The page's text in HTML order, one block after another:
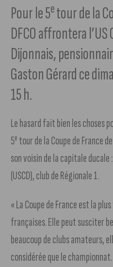
Pour le 5etour de la
DFCO affrontera
Dijonnais,
Gaston Gérard ce
15 h.
Le hasard fait bien les choses
5e tour de la Coupe de France
son voisin de la capitale ducale
(USCD), club de Régionale 1.
« La Coupe de France est la
françaises. Elle peut susciter
beaucoup de clubs amateurs,
considérée que le